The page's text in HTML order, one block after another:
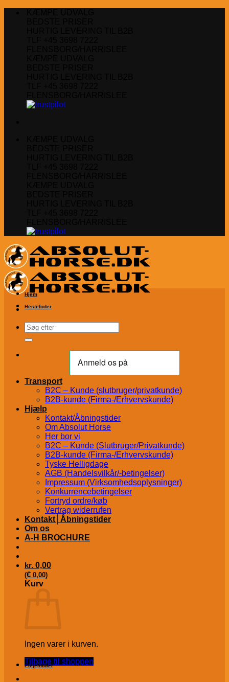
Søg
efter:
Transport
B2C – Kunde (slutbruger/privatkunde)
B2B-kunde (Firma-/Erhvervskunde)
Hjælp
Kontakt/Åbningstider
Om Absolut Horse
Her bor vi
B2C – Kunde (Slutbruger/Privatkunde)
B2B-kunde (Firma-/Erhvervskunde)
Tyske Helligdage
AGB (Handelsvilkår/-betingelser)
Impressum (Virksomhedsoplysninger)
Konkurrencebetingelser
Fortryd ordre/køb
Vertrag widerrufen
Kontakt│Åbningstider
Om os
A-H BROCHURE
kr. 0,00
(€ 0,00)
Kurv
Ingen varer i kurven.
Tilbage til shoppen
Hjem
Hestefoder
Plejemidler